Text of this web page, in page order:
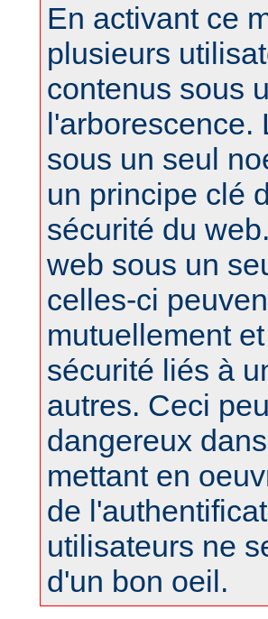
En activant ce
plusieurs
contenus sous
l'arborescence.
sous un seul
un principe clé
sécurité du
web sous un
celles-ci
mutuellement
sécurité liés à
autres. Ceci
dangereux
mettant en
de
utilisateurs ne
d'un bon oeil.